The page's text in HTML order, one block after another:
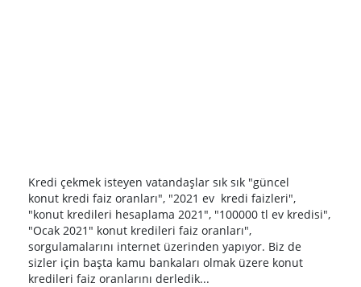
Kredi çekmek isteyen vatandaşlar sık sık "güncel
konut kredi faiz oranları", "2021 ev kredi faizleri",
"konut kredileri hesaplama 2021", "100000 tl ev kredisi",
"Ocak 2021" konut kredileri faiz oranları",
sorgulamalarını internet üzerinden yapıyor. Biz de
sizler için başta kamu bankaları olmak üzere konut
kredileri faiz oranlarını derledik...